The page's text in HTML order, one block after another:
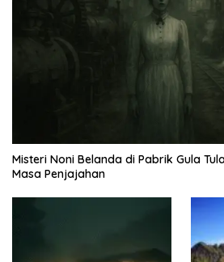
Misteri Noni Belanda di Pabrik Gula
Masa Penjajahan